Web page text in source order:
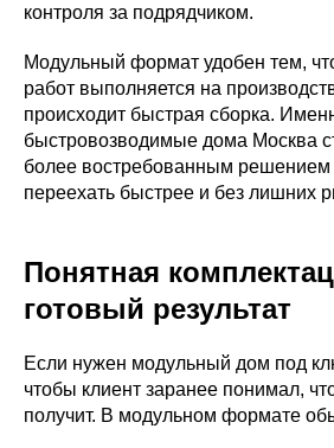
контроля за подрядчиком.
Модульный формат удобен тем,
работ выполняется на
происходит быстрая сборка.
быстровозводимые дома Москва
более востребованным решением
переехать быстрее и без лишних
Понятная
готовый результат
Если нужен модульный дом под
чтобы клиент заранее понимал,
получит. В модульном формате